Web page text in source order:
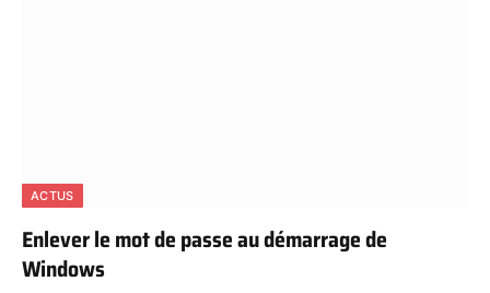
ACTUS
Enlever le mot de passe au démarrage de
Windows